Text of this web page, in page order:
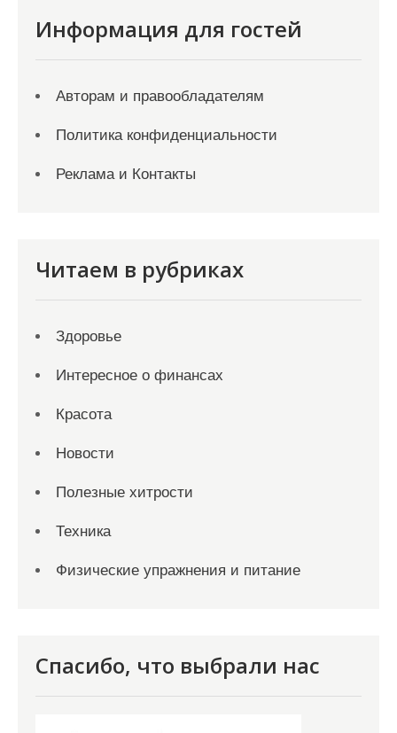
Информация для гостей
Авторам и правообладателям
Политика конфиденциальности
Реклама и Контакты
Читаем в рубриках
Здоровье
Интересное о финансах
Красота
Новости
Полезные хитрости
Техника
Физические упражнения и питание
Спасибо, что выбрали нас